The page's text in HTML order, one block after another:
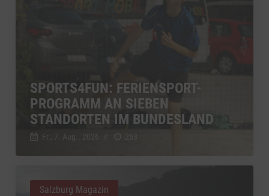
SPORTS4FUN: FERIENSPORT-
PROGRAMM AN SIEBEN
STANDORTEN IM BUNDESLAND
Fr., 7. Aug.. 2026 263
Salzburg Magazin